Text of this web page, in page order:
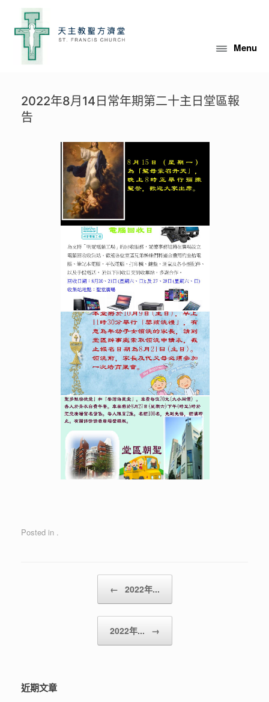
content
Menu
2022年8月14日常年期第二十主日堂區報
告
Posted in .
Post navigation
← 2022年...
2022年... →
近期文章